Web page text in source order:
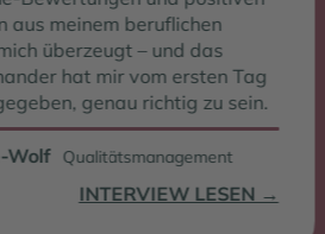
das
ersten Tag
zu sein.
LESEN →
auch
bin.